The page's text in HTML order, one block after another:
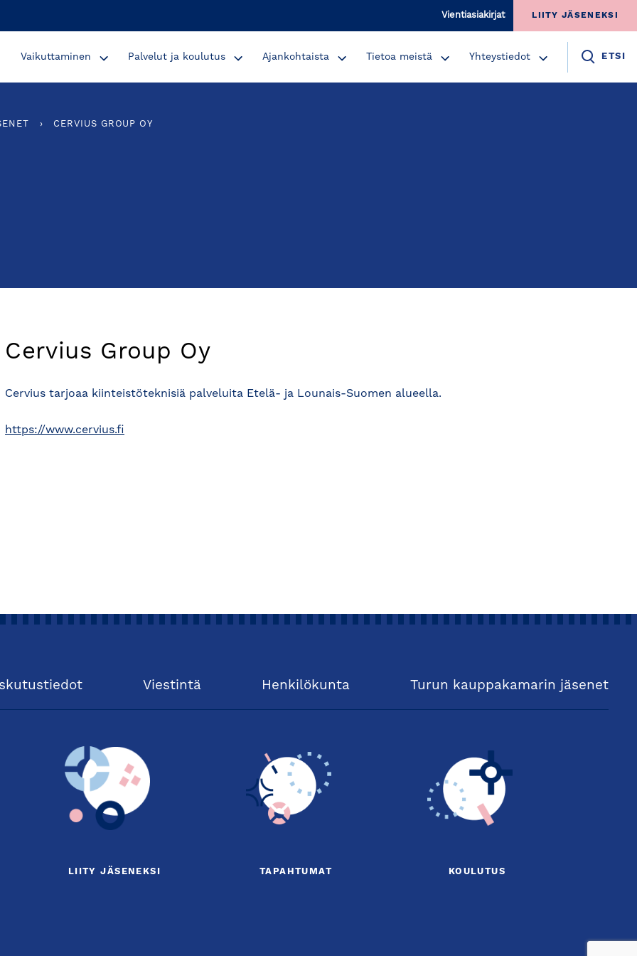
Vientiasiakirjat LIITY JÄSENEKSI
Vaikuttaminen Palvelut ja koulutus Ajankohtaista Tietoa meistä Yhteystiedot ETSI
› CERVIUS GROUP OY
Cervius Group Oy
Cervius tarjoaa kiinteistöteknisiä palveluita Etelä- ja Lounais-Suomen alueella.
https://www.cervius.fi
Viestintä Henkilökunta Turun kauppakamarin jäsenet
LIITY JÄSENEKSI TAPAHTUMAT KOULUTUS